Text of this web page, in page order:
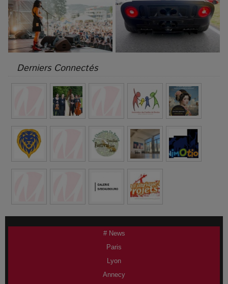
Derniers Connectés
# News
Paris
Lyon
Annecy